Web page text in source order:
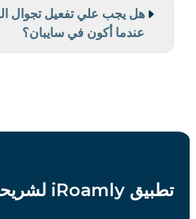
هل يجب علي تفعيل تجوال
عندما أكون في سايبان؟
تطبيق iRoamly لشريحة eSIM للسفر